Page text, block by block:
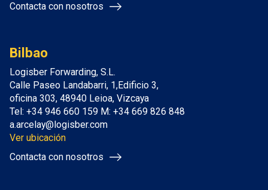
Contacta con nosotros
Bilbao
Logisber Forwarding, S.L.
Calle Paseo Landabarri, 1,Edificio 3,
oficina 303, 48940 Leioa, Vizcaya
Tel: +34 946 660 159 M: +34 669 826 848
a.arcelay@logisber.com
Ver ubicación
Contacta con nosotros